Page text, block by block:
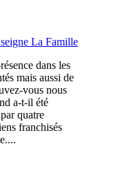
La Famille
dans les
mais aussi de
vous nous
a-t-il été
quatre
franchisés